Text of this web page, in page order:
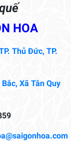
HOA
Thủ Đức, TP.
Xã Tân Quy